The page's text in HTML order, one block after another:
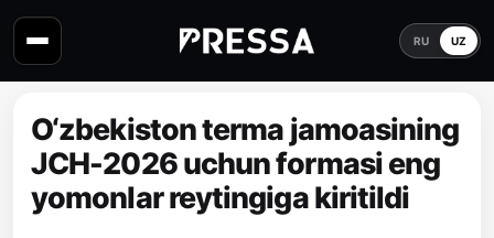
RU UZ
O‘zbekiston terma jamoasining
JCH-2026 uchun formasi eng
yomonlar reytingiga kiritildi